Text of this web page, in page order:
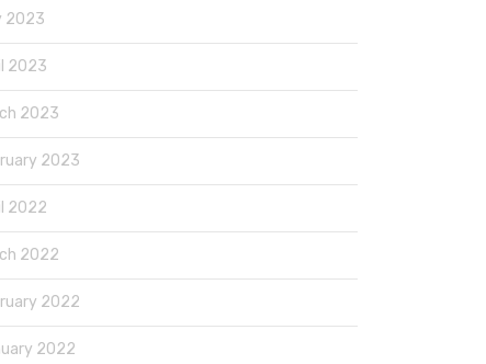
2023
2023
2023
2023
2022
2022
2022
2022